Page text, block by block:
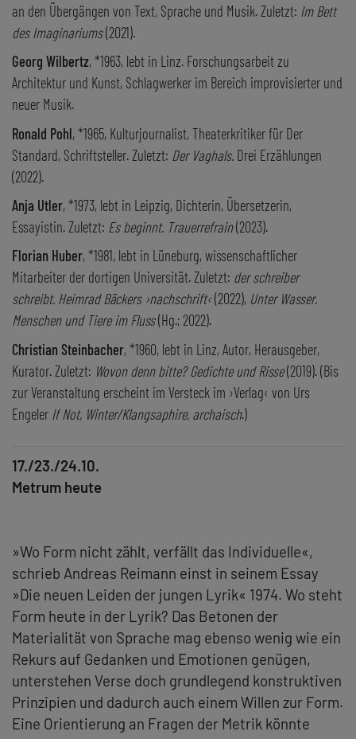
an den Übergängen von Text, Sprache und Musik. Zuletzt: Im Bett
des Imaginariums(2021).
Georg Wilbertz, *1963, lebt in Linz. Forschungsarbeit zu
Architektur und Kunst, Schlagwerker im Bereich improvisierter und
neuer Musik.
Ronald Pohl, *1965, Kulturjournalist, Theaterkritiker für Der
Standard, Schriftsteller. Zuletzt: Der Vaghals. Drei Erzählungen
(2022).
Anja Utler, *1973, lebt in Leipzig, Dichterin, Übersetzerin,
Essayistin. Zuletzt: Es beginnt. Trauerrefrain(2023).
Florian Huber, *1981, lebt in Lüneburg, wissenschaftlicher
Mitarbeiter der dortigen Universität. Zuletzt: der schreiber
schreibt. Heimrad Bäckers ›nachschrift‹(2022), Unter Wasser.
Menschen und Tiere im Fluss(Hg.; 2022).
Christian Steinbacher, *1960, lebt in Linz, Autor, Herausgeber,
Kurator. Zuletzt: Wovon denn bitte? Gedichte und Risse(2019). (Bis
zur Veranstaltung erscheint im Versteck im ›Verlag‹ von Urs
Engeler If Not, Winter/Klangsaphire, archaisch.)
17./23./24.10.
Metrum heute
»Wo Form nicht zählt, verfällt das Individuelle«,
schrieb Andreas Reimann einst in seinem Essay
»Die neuen Leiden der jungen Lyrik« 1974. Wo steht
Form heute in der Lyrik? Das Betonen der
Materialität von Sprache mag ebenso wenig wie ein
Rekurs auf Gedanken und Emotionen genügen,
unterstehen Verse doch grundlegend konstruktiven
Prinzipien und dadurch auch einem Willen zur Form.
Eine Orientierung an Fragen der Metrik könnte